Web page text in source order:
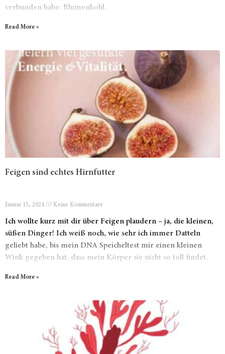
verbunden habe: Blumenkohl.
Read More »
Feigen sind echtes Hirnfutter
Januar 15, 2024 Keine Kommentare
Ich wollte kurz mit dir über Feigen plaudern – ja, die kleinen,
süßen Dinger! Ich weiß noch, wie sehr ich immer Datteln
geliebt habe, bis mein DNA Speicheltest mir einen kleinen
Wink gegeben hat, dass mein Körper sie nicht so toll findet.
Read More »